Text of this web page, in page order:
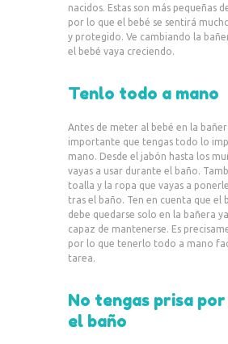
nacidos. Estas son más pequeñas
por lo que el bebé se sentirá
y protegido. Ve cambiando la
el bebé vaya creciendo.
Tenlo todo a mano
Antes de meter al bebé en la
importante que tengas todo lo
mano. Desde el jabón hasta los
vayas a usar durante el baño.
toalla y la ropa que vayas a
tras el baño. Ten en cuenta que el
debe quedarse solo en la bañera
capaz de mantenerse. Es
por lo que tenerlo todo a mano
tarea.
No tengas prisa
el baño